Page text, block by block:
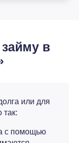
в
или для
так:
с помощью